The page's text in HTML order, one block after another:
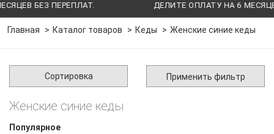
БЕЗ ПЕРЕПЛАТ. ДЕЛИТЕ ОПЛАТУ НА 6
Главная Каталог товаров Кеды Женские синие кеды
Сортировка Применить фильтр
Популярное
Женские синие кеды